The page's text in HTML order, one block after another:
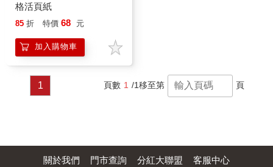
格活頁紙
85 折 特價 68 元
加入購物車
1 頁數 1 /1移至第 頁
關於我們 門市查詢 分紅大聯盟 客服中心